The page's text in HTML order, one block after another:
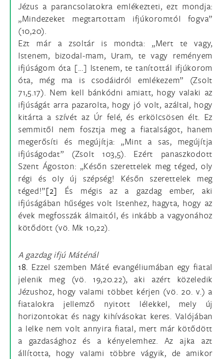
Jézus a parancsolatokra emlékezteti, ezt mondja:
„Mindezeket megtartottam ifjúkoromtól fogva”
(10,20).
Ezt már a zsoltár is mondta: „Mert te vagy,
Istenem, bizodal-mam, Uram, te vagy reményem
ifjúságom óta [...] Istenem, te tanítottál ifjúkorom
óta, még ma is csodáidról emlékezem” (Zsolt
71,5.17). Nem kell bánkódni amiatt, hogy valaki az
ifjúságát arra pazarolta, hogy jó volt, azáltal, hogy
kitárta a szívét az Úr felé, és erkölcsösen élt. Ez
semmitől nem fosztja meg a fiatalságot, hanem
megerősíti és megújítja: „Mint a sas, megújítja
ifjúságodat” (Zsolt 103,5). Ezért panaszkodott
Szent Ágoston: „Későn szerettelek meg téged, oly
régi és oly új szépség! Későn szerettelek meg
téged!”[2] És mégis az a gazdag ember, aki
ifjúságában hűséges volt Istenhez, hagyta, hogy az
évek megfosszák álmaitól, és inkább a vagyonához
kötődött (vö. Mk 10,22).
A gazdag ifjú Máténál
18. Ezzel szemben Máté evangéliumában egy fiatal
jelenik meg (vö. 19,20.22), aki azért közeledik
Jézushoz, hogy valami többet kérjen (vö. 20. v.) a
fiatalokra jellemző nyitott lélekkel, mely új
horizontokat és nagy kihívásokat keres. Valójában
a lelke nem volt annyira fiatal, mert már kötődött
a gazdasághoz és a kényelemhez. Az ajka azt
állította, hogy valami többre vágyik, de amikor